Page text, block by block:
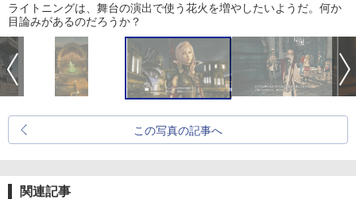
ライトニングは、舞台の演出で使う花火を増やしたいようだ。何か
目論みがあるのだろうか？
この写真の記事へ
関連記事